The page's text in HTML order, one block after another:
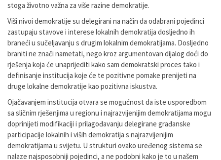
stoga životno važna za više razine demokratije.
Viši nivoi demokratije su delegirani na način da odabrani pojedinci
zastupaju stavove i interese lokalnih demokratija dosljedno ih
braneći u sučeljavanju s drugim lokalnim demokratijama. Dosljedno
braniti ne znači nametati, nego kroz argumentovan dijalog doći do
rješenja koja će unaprijediti kako sam demokratski proces tako i
definisanje institucija koje će te pozitivne pomake prenijeti na
druge lokalne demokratije kao pozitivna iskustva.
Ojačavanjem institucija otvara se mogućnost da iste usporedbom
sa sličnim rješenjima u regionu i najrazvijenijim demokratijama mogu
doprinijeti modifikaciji i prilagođavanju delegirane građanske
participacije lokalnih i viših demokratija s najrazvijenijim
demokratijama u svijetu. U strukturi ovako uređenog sistema se
nalaze najsposobniji pojedinci, a ne podobni kako je to u našem